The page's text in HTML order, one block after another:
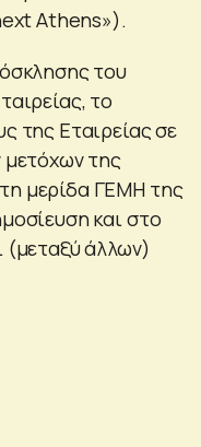
Athens»).
του
το
της Εταιρείας σε
μετόχων της
μερίδα ΓΕΜΗ της
και στο
άλλων)